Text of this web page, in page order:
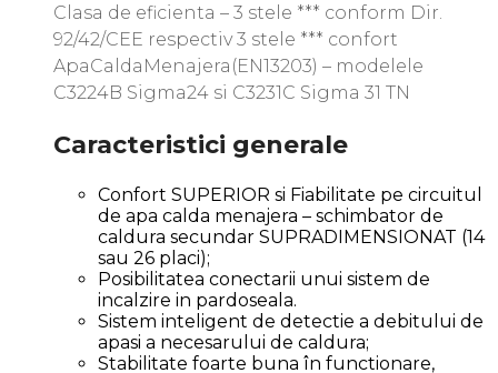
Clasa de eficienta – 3 stele *** conform Dir.
92/42/CEE respectiv 3 stele *** confort
ApaCaldaMenajera(EN13203) – modelele
C3224B Sigma24 si C3231C Sigma 31 TN
Caracteristici generale
Confort SUPERIOR si Fiabilitate pe circuitul
de apa calda menajera – schimbator de
caldura secundar SUPRADIMENSIONAT (14
sau 26 placi);
Posibilitatea conectarii unui sistem de
incalzire in pardoseala.
Sistem inteligent de detectie a debitului de
apasi a necesarului de caldura;
Stabilitate foarte buna în functionare,